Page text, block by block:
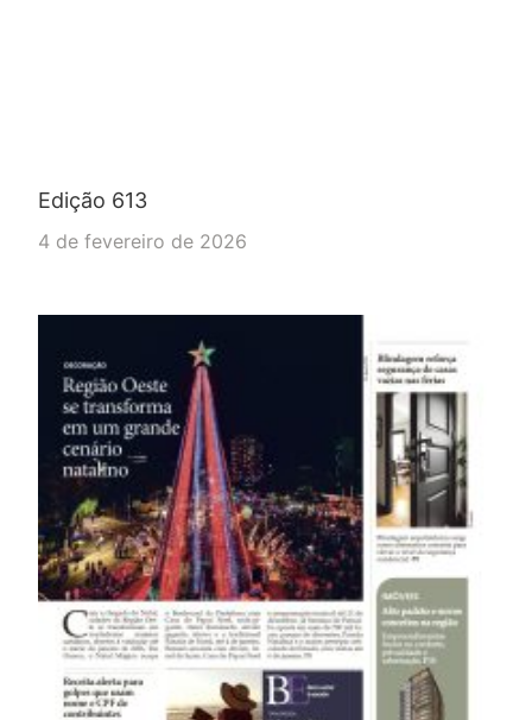
Edição 613
4 de fevereiro de 2026